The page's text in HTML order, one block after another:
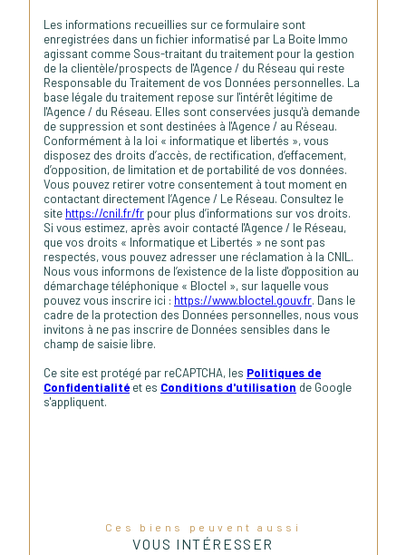
Les informations recueillies sur ce formulaire sont
enregistrées dans un fichier informatisé par La Boite Immo
agissant comme Sous-traitant du traitement pour la gestion
de la clientèle/prospects de l'Agence / du Réseau qui reste
Responsable du Traitement de vos Données personnelles. La
base légale du traitement repose sur l'intérêt légitime de
l'Agence / du Réseau. Elles sont conservées jusqu'à demande
de suppression et sont destinées à l'Agence / au Réseau.
Conformément à la loi « informatique et libertés », vous
disposez des droits d’accès, de rectification, d’effacement,
d’opposition, de limitation et de portabilité de vos données.
Vous pouvez retirer votre consentement à tout moment en
contactant directement l’Agence / Le Réseau. Consultez le
site https://cnil.fr/fr pour plus d’informations sur vos droits.
Si vous estimez, après avoir contacté l'Agence / le Réseau,
que vos droits « Informatique et Libertés » ne sont pas
respectés, vous pouvez adresser une réclamation à la CNIL.
Nous vous informons de l’existence de la liste d'opposition au
démarchage téléphonique « Bloctel », sur laquelle vous
pouvez vous inscrire ici : https://www.bloctel.gouv.fr. Dans le
cadre de la protection des Données personnelles, nous vous
invitons à ne pas inscrire de Données sensibles dans le
champ de saisie libre.
Ce site est protégé par reCAPTCHA, les Politiques de
Confidentialitéet es Conditions d'utilisation de Google
s'appliquent.
Ces biens peuvent aussi
VOUS INTÉRESSER